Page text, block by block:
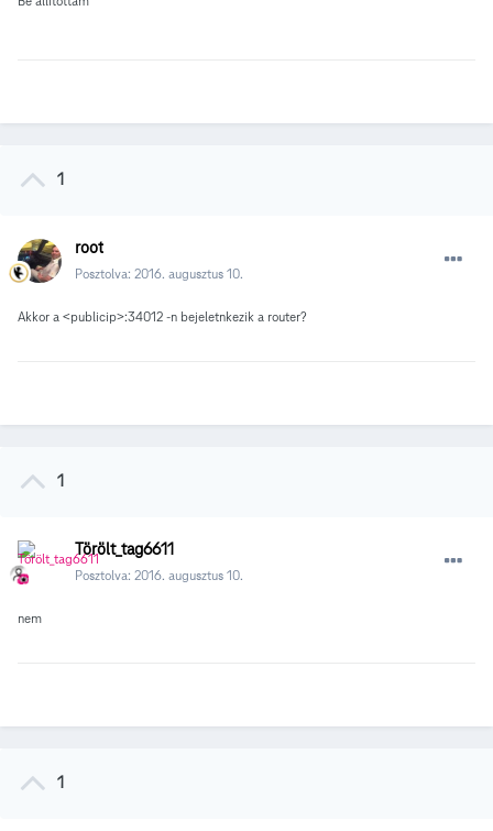
1
root
Posztolva: 2016. augusztus 10.
Akkor a <publicip>:34012 -n bejeletnkezik a router?
1
Törölt_tag6611
Posztolva: 2016. augusztus 10.
nem
1